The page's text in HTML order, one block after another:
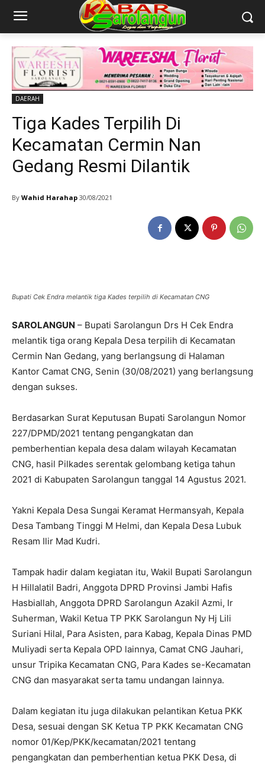
DAERAH
Tiga Kades Terpilih Di
Kecamatan Cermin Nan
Gedang Resmi Dilantik
By Wahid Harahap 30/08/2021
Bupati Cek Endra melantik tiga Kades terpilih di Kecamatan CNG
SAROLANGUN – Bupati Sarolangun Drs H Cek Endra
melantik tiga orang Kepala Desa terpilih di Kecamatan
Cermin Nan Gedang, yang berlangsung di Halaman
Kantor Camat CNG, Senin (30/08/2021) yang berlangsung
dengan sukses.
Berdasarkan Surat Keputusan Bupati Sarolangun Nomor
227/DPMD/2021 tentang pengangkatan dan
pemberhentian kepala desa dalam wilayah Kecamatan
CNG, hasil Pilkades serentak gelombang ketiga tahun
2021 di Kabupaten Sarolangun tanggal 14 Agustus 2021.
Yakni Kepala Desa Sungai Keramat Hermansyah, Kepala
Desa Tambang Tinggi M Helmi, dan Kepala Desa Lubuk
Resam Ilir Mad Kudri.
Tampak hadir dalam kegiatan itu, Wakil Bupati Sarolangun
H Hillalatil Badri, Anggota DPRD Provinsi Jambi Hafis
Hasbiallah, Anggota DPRD Sarolangun Azakil Azmi, Ir
Suherman, Wakil Ketua TP PKK Sarolangun Ny Hj Lili
Suriani Hilal, Para Asisten, para Kabag, Kepala Dinas PMD
Muliyadi serta Kepala OPD lainnya, Camat CNG Jauhari,
unsur Tripika Kecamatan CNG, Para Kades se-Kecamatan
CNG dan masyarakat serta tamu undangan lainnya.
Dalam kegiatan itu juga dilakukan pelantikan Ketua PKK
Desa, sesuai dengan SK Ketua TP PKK Kecamatan CNG
nomor 01/Kep/PKK/kecamatan/2021 tentang
pengangkatan dan pemberhentian ketua PKK Desa, di